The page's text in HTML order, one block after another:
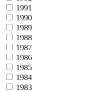
1991
1990
1989
1988
1987
1986
1985
1984
1983